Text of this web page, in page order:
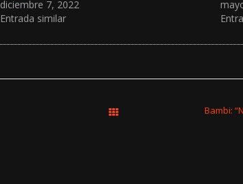
diciembre 7, 2022
Entrada similar
Bambi: